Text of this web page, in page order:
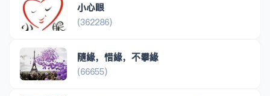
小心眼
(362286)
隨緣，惜緣，不攀緣
(66655)